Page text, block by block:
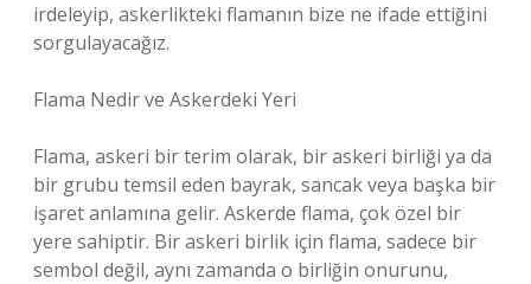
irdeleyip, askerlikteki flamanın bize ne ifade ettiğini
sorgulayacağız.
Flama Nedir ve Askerdeki Yeri
Flama, askeri bir terim olarak, bir askeri birliği ya da
bir grubu temsil eden bayrak, sancak veya başka bir
işaret anlamına gelir. Askerde flama, çok özel bir
yere sahiptir. Bir askeri birlik için flama, sadece bir
sembol değil, aynı zamanda o birliğin onurunu,